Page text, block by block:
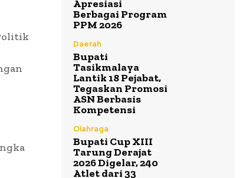
Apresiasi
Berbagai Program
PPM 2026
Daerah
Bupati
Tasikmalaya
Lantik 18 Pejabat,
Tegaskan Promosi
ASN Berbasis
Kompetensi
Olahraga
Bupati Cup XIII
Tarung Derajat
2026 Digelar, 240
Atlet dari 33